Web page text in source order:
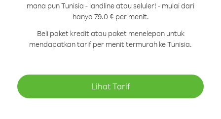
mana pun Tunisia - landline atau seluler! - mulai dari
hanya 79.0 ¢ per menit.
Beli paket kredit atau paket menelepon untuk
mendapatkan tarif per menit termurah ke Tunisia.
Lihat Tarif